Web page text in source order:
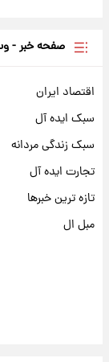
صفحه خبر -
اقتصاد ایران
سبک ایده آل
سبک زندگی مردانه
تجارت ایده آل
تازه ترین خبرها
مبل ال